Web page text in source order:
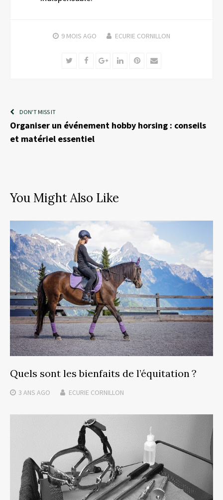
9 MOIS AGO ECURIE CORNILLON
TwitterFacebookGoogle+LinkedInPinterest
Email
DON'T MISS IT
Organiser un événement hobby horsing : conseils
et matériel essentiel
You Might Also Like
Quels sont les bienfaits de l’équitation ?
3 ANS AGO ECURIE CORNILLON